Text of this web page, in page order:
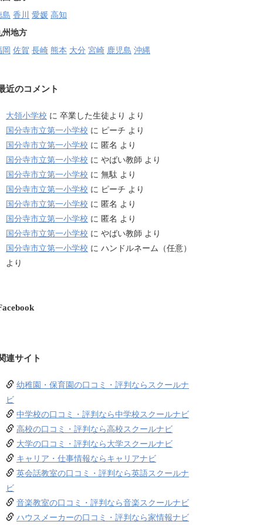
島 香川 愛媛 高知
州地方
岡 佐賀 長崎 熊本 大分 宮崎 鹿児島 沖縄
近のコメント
大領小学校 に 卒業した生徒より より
国分寺市立第一小学校 に ピーチ より
国分寺市立第一小学校 に 匿名 より
国分寺市立第一小学校 に やばい教師 より
国分寺市立第一小学校 に 無駄 より
国分寺市立第一小学校 に ピーチ より
国分寺市立第一小学校 に 匿名 より
国分寺市立第一小学校 に 匿名 より
国分寺市立第一小学校 に やばい教師 より
国分寺市立第一小学校 に ハンドルネーム（任意）
より
連サイト
幼稚園・保育園の口コミ・評判ならスクールナ
ビ
中学校の口コミ・評判なら中学校スクールナビ
高校の口コミ・評判なら高校スクールナビ
大学の口コミ・評判なら大学スクールナビ
キャリア・仕事情報ならキャリアナビ
英会話教室の口コミ・評判なら英語スクールナ
ビ
音楽教室の口コミ・評判なら音楽スクールナビ
ハウスメーカーの口コミ・評判なら家情報ナビ